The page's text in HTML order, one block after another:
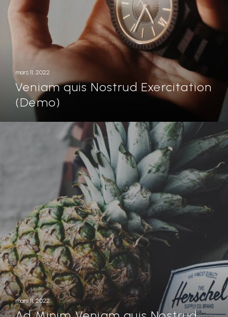
mars 11, 2022
Veniam quis Nostrud Exercitation
(Demo)
mars 11, 2022